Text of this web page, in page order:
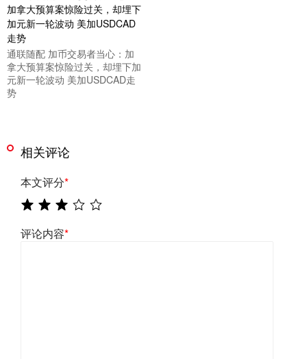
通联随配 加币交易者当心：加
拿大预算案惊险过关，却埋下加
元新一轮波动 美加USDCAD走
势
相关评论
本文评分*
评论内容*